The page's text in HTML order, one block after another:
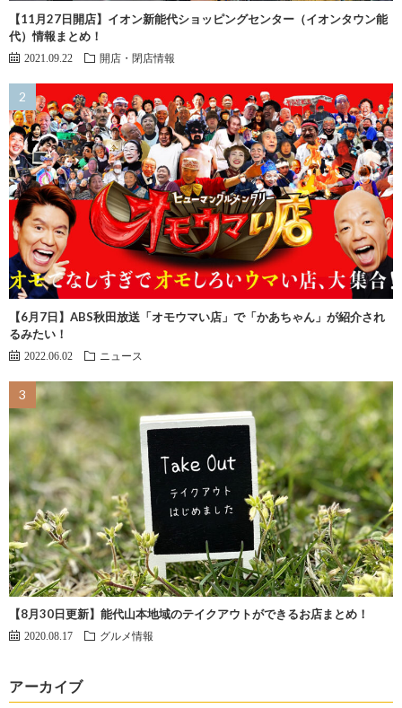
【11月27日開店】イオン新能代ショッピングセンター（イオンタウン能
代）情報まとめ！
2021.09.22 開店・閉店情報
【6月7日】ABS秋田放送「オモウマい店」で「かあちゃん」が紹介され
るみたい！
2022.06.02 ニュース
【8月30日更新】能代山本地域のテイクアウトができるお店まとめ！
2020.08.17 グルメ情報
アーカイブ